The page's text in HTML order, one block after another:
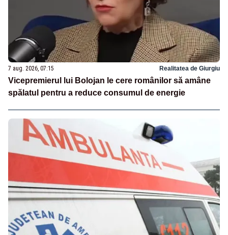
7 aug. 2026, 07:15 Realitatea de Giurgiu
Vicepremierul lui Bolojan le cere românilor să amâne
spălatul pentru a reduce consumul de energie